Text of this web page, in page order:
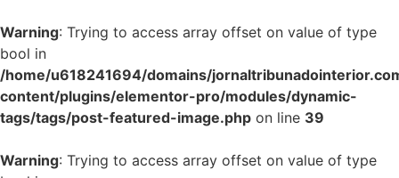
Warning: Trying to access array offset on value of type
bool in
/home/u618241694/domains/
content/plugins/elementor-pro/modules/dynamic-
tags/tags/post-featured-image.php on line 39
Warning: Trying to access array offset on value of type